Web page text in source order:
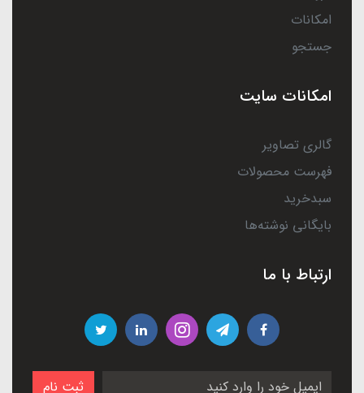
امکانات
جستجو
امکانات سایت
گالری تصاویر
فهرست محصولات
سبدخرید
بایگانی نوشته‌ها
ارتباط با ما
ثبت نام